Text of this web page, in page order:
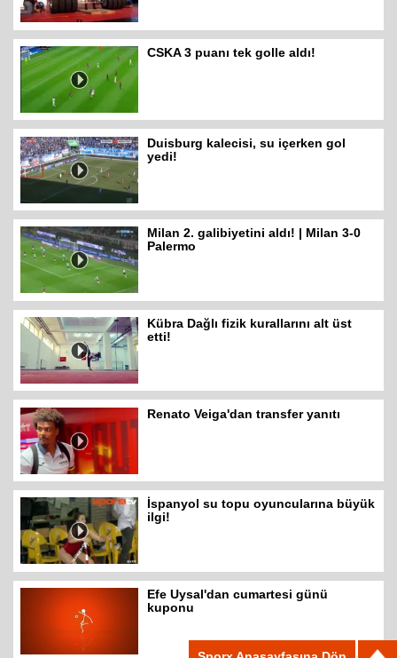
CSKA 3 puanı tek golle aldı!
Duisburg kalecisi, su içerken gol
yedi!
Milan 2. galibiyetini aldı! | Milan 3-0
Palermo
Kübra Dağlı fizik kurallarını alt üst
etti!
Renato Veiga'dan transfer yanıtı
İspanyol su topu oyuncularına büyük
ilgi!
Efe Uysal'dan cumartesi günü
kuponu